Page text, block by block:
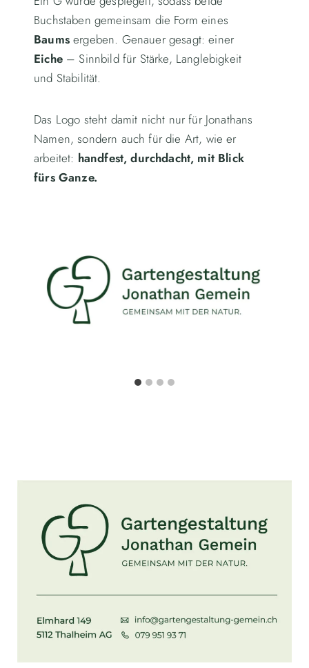
Buchstaben gemeinsam die Form eines
Baumsergeben. Genauer gesagt: einer
Eiche– Sinnbild für Stärke, Langlebigkeit
und Stabilität.
Das Logo steht damit nicht nur für Jonathans
Namen, sondern auch für die Art, wie er
arbeitet: handfest, durchdacht, mit Blick
fürs Ganze.